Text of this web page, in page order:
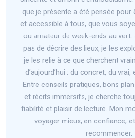
que je présente a été pensée pour
et accessible à tous, que vous
ou amateur de week-ends au
pas de décrire des lieux, je les
je les relie à ce que cherchent
d’aujourd’hui : du concret, du
Entre conseils pratiques, bons
et récits immersifs, je cherche
fiabilité et plaisir de lecture. Mon
voyager mieux, en confiance, et
recommencer.